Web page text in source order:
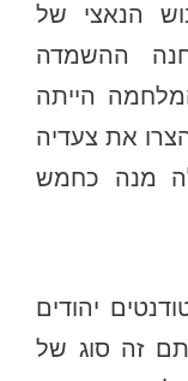
הנאצי של
ההשמדה
הייתה
את צעדיה
מנה כחמש
יהודים
זה סוג של